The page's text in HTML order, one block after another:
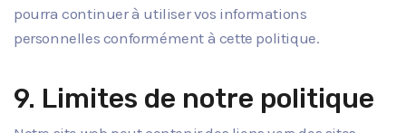
pourra continuer à utiliser vos informations
personnelles conformément à cette politique.
9. Limites de notre politique